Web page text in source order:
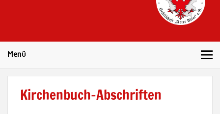
Menü
Kirchenbuch-Abschriften